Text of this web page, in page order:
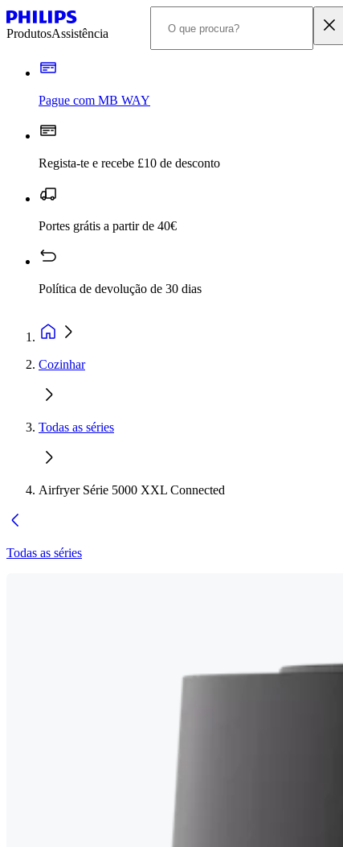
ProdutosAssistência
Pague com MB WAY
Regista-te e recebe £10 de desconto
Portes grátis a partir de 40€
Política de devolução de 30 dias
Cozinhar
Todas as séries
Airfryer Série 5000 XXL Connected
Todas as séries